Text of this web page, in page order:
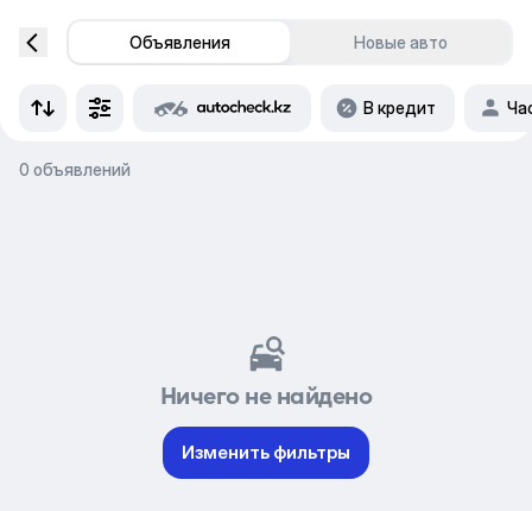
Объявления Новые авто
В кредит
0 объявлений
Ничего не найдено
Изменить фильтры